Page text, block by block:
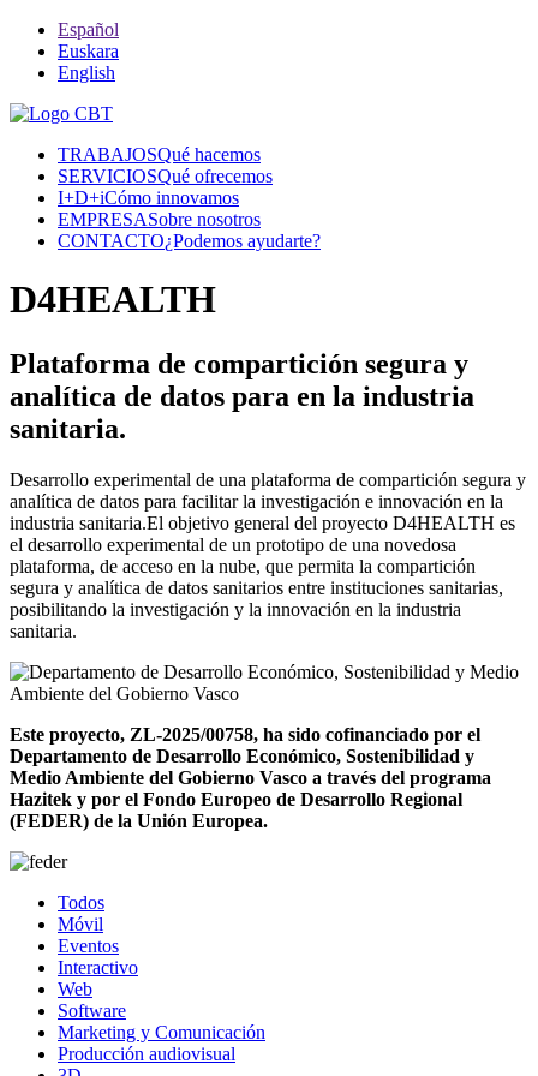
Español
Euskara
English
TRABAJOSQué hacemos
SERVICIOSQué ofrecemos
I+D+iCómo innovamos
EMPRESASobre nosotros
CONTACTO¿Podemos ayudarte?
D4HEALTH
Plataforma de compartición segura y
analítica de datos para en la industria
sanitaria.
Desarrollo experimental de una plataforma de compartición segura y
analítica de datos para facilitar la investigación e innovación en la
industria sanitaria.El objetivo general del proyecto D4HEALTH es
el desarrollo experimental de un prototipo de una novedosa
plataforma, de acceso en la nube, que permita la compartición
segura y analítica de datos sanitarios entre instituciones sanitarias,
posibilitando la investigación y la innovación en la industria
sanitaria.
Este proyecto, ZL-2025/00758, ha sido cofinanciado por el
Departamento de Desarrollo Económico, Sostenibilidad y
Medio Ambiente del Gobierno Vasco a través del programa
Hazitek y por el Fondo Europeo de Desarrollo Regional
(FEDER) de la Unión Europea.
Todos
Móvil
Eventos
Interactivo
Web
Software
Marketing y Comunicación
Producción audiovisual